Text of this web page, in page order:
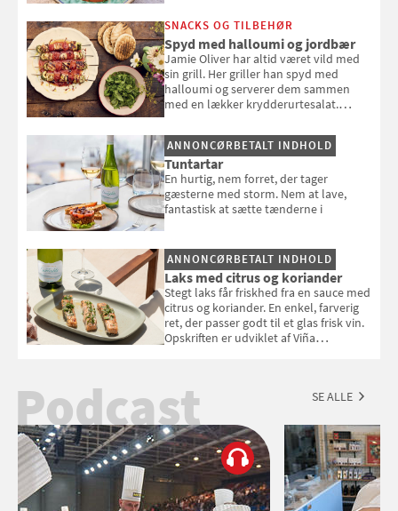
SNACKS OG TILBEHØR
Spyd med halloumi og jordbær
Jamie Oliver har altid været vild med
sin grill. Her griller han spyd med
halloumi og serverer dem sammen
med en lækker krydderurtesalat.
smag" af Jamie Oliver.
ANNONCØRBETALT INDHOLD
Tuntartar
En hurtig, nem forret, der tager
gæsterne med storm. Nem at lave,
fantastisk at sætte tænderne i
ANNONCØRBETALT INDHOLD
Laks med citrus og koriander
Stegt laks får friskhed fra en sauce med
citrus og koriander. En enkel, farverig
ret, der passer godt til et glas frisk vin.
Opskriften er udviklet af Viña
Podcast SE ALLE